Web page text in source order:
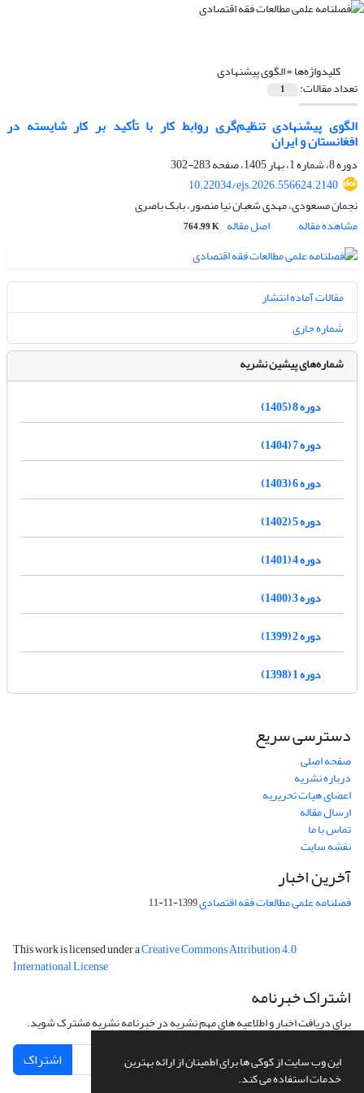
این وب سایت از کوکی ها برای اطمینان از ارائه بهترین
خدمات استفاده می کند.
کلیدواژه‌ها =الگوی پیشنهادی
تعداد مقالات: 1
الگوی پیشنهادی تنظیم‌گری روابط کار با تأکید بر کار شایسته در
افغانستان و ایران
دوره 8، شماره 1، بهار 1405، صفحه
283-302
10.22034/ejs.2026.556624.2140
نجمان مسعودی، مهدی شعبان‏ نیا منصور، بابک باصری
مشاهده مقاله
اصل مقاله 764.99 K
مقالات آماده انتشار
شماره جاری
شماره‌های پیشین نشریه
دوره 8 (1405)
دوره 7 (1404)
دوره 6 (1403)
دوره 5 (1402)
دوره 4 (1401)
دوره 3 (1400)
دوره 2 (1399)
دوره 1 (1398)
دسترسی سریع
صفحه اصلی
درباره نشریه
اعضای هیات تحریریه
ارسال مقاله
تماس با ما
نقشه سایت
آخرین اخبار
فصلنامه علمی مطالعات فقه اقتصادی1399-11-11
This work is licensed under aCreative Commons Attribution 4.0
International License
اشتراک خبرنامه
برای دریافت اخبار و اطلاعیه های مهم نشریه در خبرنامه نشریه مشترک شوید.
اشتراک